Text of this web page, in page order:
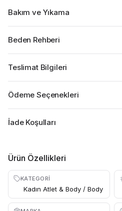
Bakım ve Yıkama
Beden Rehberi
Teslimat Bilgileri
Ödeme Seçenekleri
İade Koşulları
Ürün Özellikleri
KATEGORI
Kadın Atlet & Body / Body